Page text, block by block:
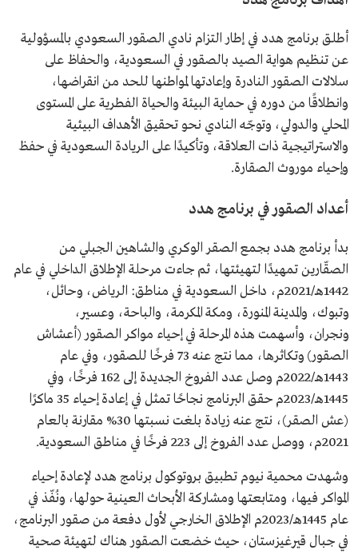
أطلق برنامج هدد في إطار التزام نادي الصقور السعودي بالمسؤولية
عن تنظيم هواية الصيد بالصقور في السعودية، والحفاظ على
سلالات الصقور النادرة وإعادتها لمواطنها للحد من انقراضها،
وانطلاقًا من دوره في حماية البيئة والحياة الفطرية على المستوى
المحلي والدولي، وتوجّه النادي نحو تحقيق الأهداف البيئية
والاستراتيجية ذات العلاقة، وتأكيدًا على الريادة السعودية في حفظ
وإحياء موروث الصقارة.
أعداد الصقور في برنامج هدد
بدأ برنامج هدد بجمع الصقر الوكري والشاهين الجبلي من
الصقّارين تمهيدًا لتهيئتها، ثم جاءت مرحلة الإطلاق الداخلي في عام
1442هـ/2021م، داخل السعودية في مناطق: الرياض، وحائل،
وتبوك، والمدينة المنورة، ومكة المكرمة، والباحة، وعسير،
ونجران، وأسهمت هذه المرحلة في إحياء مواكر الصقور (أعشاش
الصقور) وتكاثرها، مما نتج عنه 73 فرخًا للصقور، وفي عام
1443هـ/2022م وصل عدد الفروخ الجديدة إلى 162 فرخًا، وفي
1445هـ/2023م حقق البرنامج نجاحًا تمثل في إعادة إحياء 35 ماكرًا
(عش الصقر)، نتج عنه زيادة بلغت نسبتها 30% مقارنة بالعام
2021م، ووصل عدد الفروخ إلى 223 فرخًا في مناطق السعودية.
وشهدت محمية نيوم تطبيق بروتوكول برنامج هدد لإعادة إحياء
المواكر فيها، ومتابعتها ومشاركة الأبحاث العينية حولها، ونُفّذ في
عام 1445هـ/2023م الإطلاق الخارجي لأول دفعة من صقور البرنامج،
في جبال قيرغيزستان، حيث خضعت الصقور هناك لتهيئة صحية